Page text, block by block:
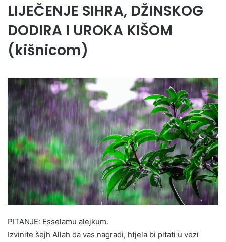
LIJEČENJE SIHRA, DŽINSKOG
DODIRA I UROKA KIŠOM
(kišnicom)
PITANJE: Esselamu alejkum.
Izvinite šejh Allah da vas nagradi, htjela bi pitati u vezi